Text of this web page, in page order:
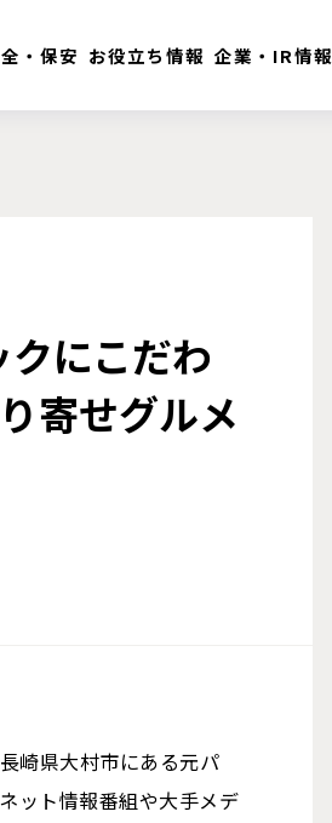
・保安 お役立ち情報 企業・IR情報
にこだわ
寄せグルメ
崎県大村市にある元パ
ット情報番組や大手メデ